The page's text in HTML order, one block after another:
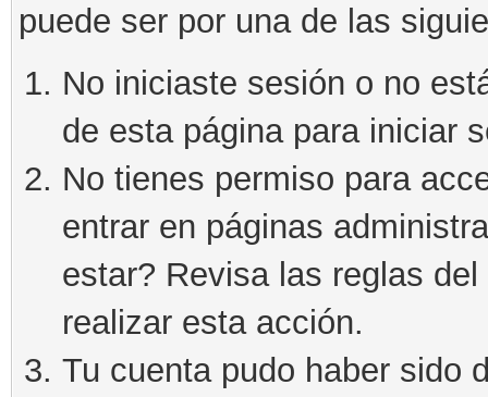
puede ser por una de las
No iniciaste sesión o no
de esta página para iniciar
No tienes permiso para
entrar en páginas
estar? Revisa las reglas
realizar esta acción.
Tu cuenta pudo haber sido